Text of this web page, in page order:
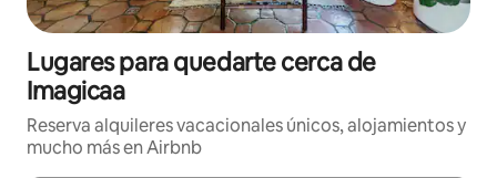
Lugares para quedarte cerca de
Imagicaa
Reserva alquileres vacacionales únicos, alojamientos y
mucho más en Airbnb